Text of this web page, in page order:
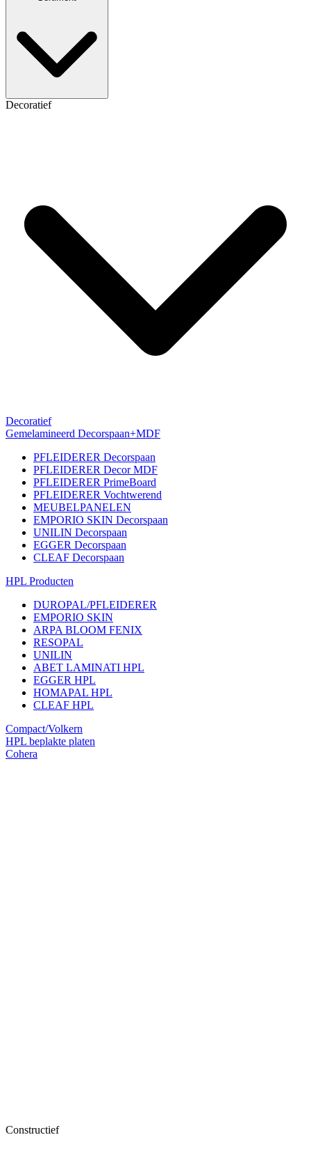
Decoratief
Decoratief
Gemelamineerd Decorspaan+MDF
PFLEIDERER Decorspaan
PFLEIDERER Decor MDF
PFLEIDERER PrimeBoard
PFLEIDERER Vochtwerend
MEUBELPANELEN
EMPORIO SKIN Decorspaan
UNILIN Decorspaan
EGGER Decorspaan
CLEAF Decorspaan
HPL Producten
DUROPAL/PFLEIDERER
EMPORIO SKIN
ARPA BLOOM FENIX
RESOPAL
UNILIN
ABET LAMINATI HPL
EGGER HPL
HOMAPAL HPL
CLEAF HPL
Compact/Volkern
HPL beplakte platen
Cohera
Constructief